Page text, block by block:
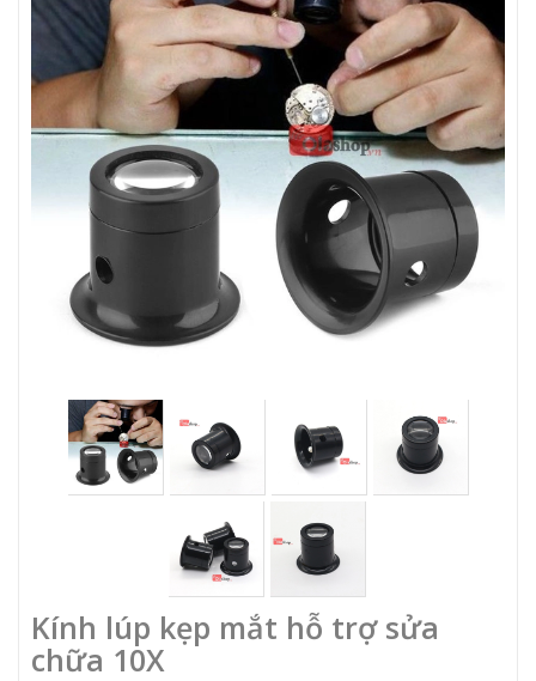
Kính lúp kẹp mắt hỗ trợ sửa
chữa 10X